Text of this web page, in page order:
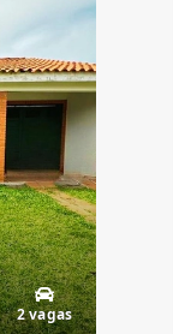
2 vagas